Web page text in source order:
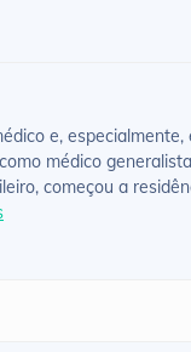
e,
médico
começou a